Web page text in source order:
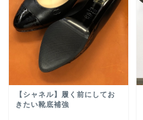
【シャネル】履く前にしてお
きたい靴底補強